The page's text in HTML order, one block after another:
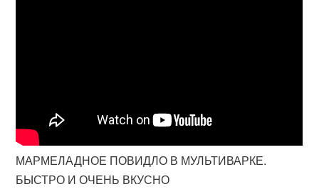
МАРМЕЛАДНОЕ ПОВИДЛО В МУЛЬТИВАРКЕ.
БЫСТРО И ОЧЕНЬ ВКУСНО